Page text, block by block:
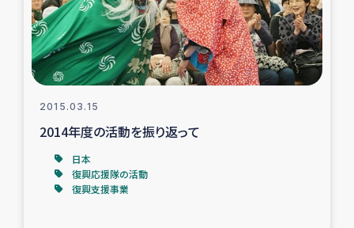
ふりかけ普及と食生活改善による栄養改善事業
フェアトレード事業
女性の生計向上を通じた子どもの栄養改善事業
2015.03.15
2014年度の活動を振り返って
日本
復興応援隊の活動
復興支援事業